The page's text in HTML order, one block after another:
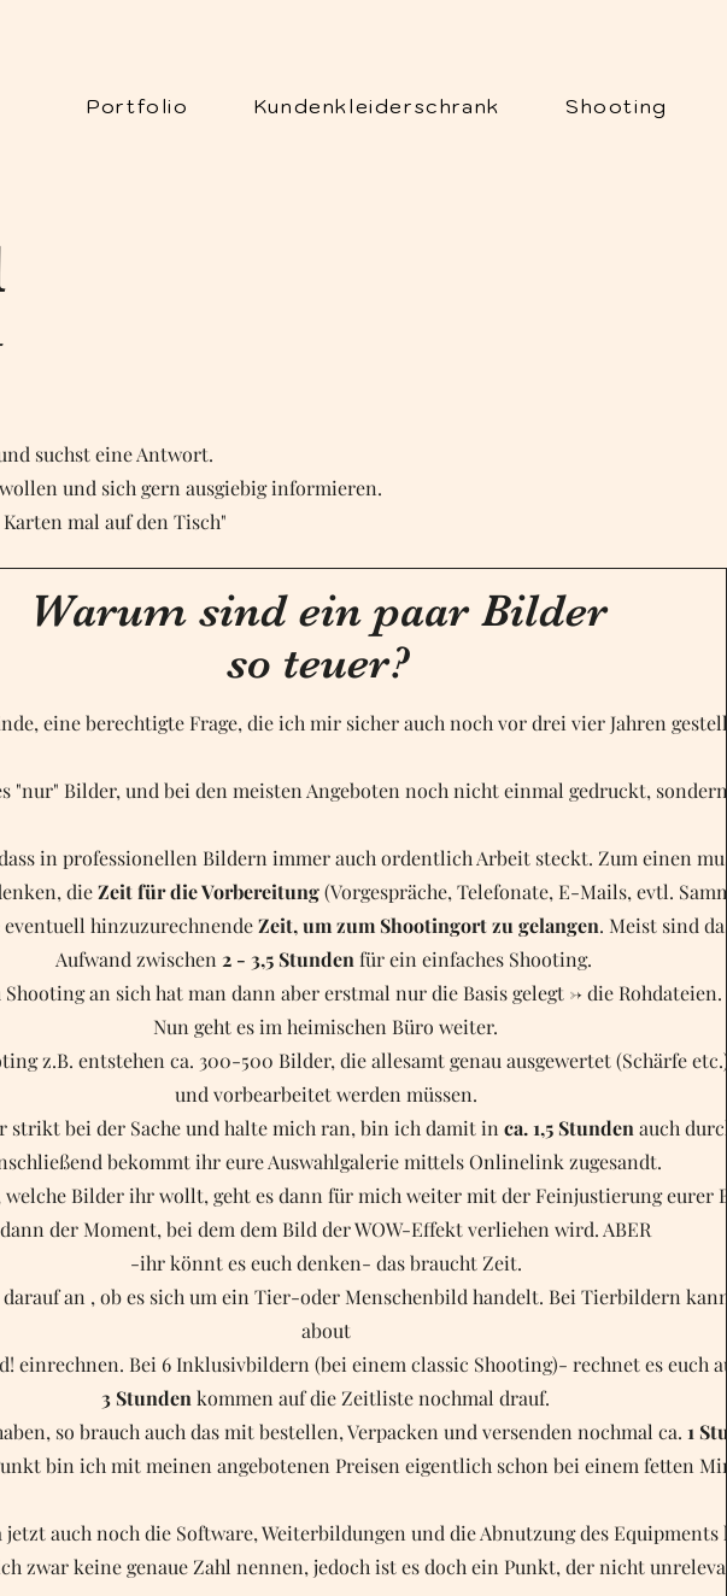
Portfolio Kundenkleiderschrank Shooting
suchst eine Antwort.
und sich gern ausgiebig informieren.
mal auf den Tisch"
Warum sind ein paar Bilder
so teuer?
eine berechtigte Frage, die ich mir sicher auch noch vor drei vier Jahren
"nur" Bilder, und bei den meisten Angeboten noch nicht einmal gedruckt,
dass in professionellen Bildern immer auch ordentlich Arbeit steckt. Zum einen
dieZeit für die Vorbereitung(Vorgespräche, Telefonate, E-Mails, evtl.
hinzuzurechnendeZeit, um zum Shootingort zu gelangen. Meist sind
Aufwand zwischen 2 - 3,5 Stunden für ein einfaches Shooting.
an sich hat man dann aber erstmal nur die Basis gelegt -> die Rohdateien.
Nun geht es im heimischen Büro weiter.
z.B. entstehen ca. 300-500 Bilder, die allesamt genau ausgewertet (Schärfe
und vorbearbeitet werden müssen.
strikt bei der Sache und halte mich ran, bin ich damit inca. 1,5 Stunden auch
bekommt ihr eure Auswahlgalerie mittels Onlinelink zugesandt.
Bilder ihr wollt, geht es dann für mich weiter mit der Feinjustierung eurer
dann der Moment, bei dem dem Bild der WOW-Effekt verliehen wird. ABER
-ihr könnt es euch denken- das braucht Zeit.
an , ob es sich um ein Tier-oder Menschenbild handelt. Bei Tierbildern
about
einrechnen. Bei 6 Inklusivbildern (bei einem classic Shooting)- rechnet es euch
3 Stunden kommen auf die Zeitliste nochmal drauf.
so brauch auch das mit bestellen, Verpacken und versenden nochmal ca.1
bin ich mit meinen angebotenen Preisen eigentlich schon bei einem fetten
jetzt auch noch die Software, Weiterbildungen und die Abnutzung des
zwar keine genaue Zahl nennen, jedoch ist es doch ein Punkt, der nicht